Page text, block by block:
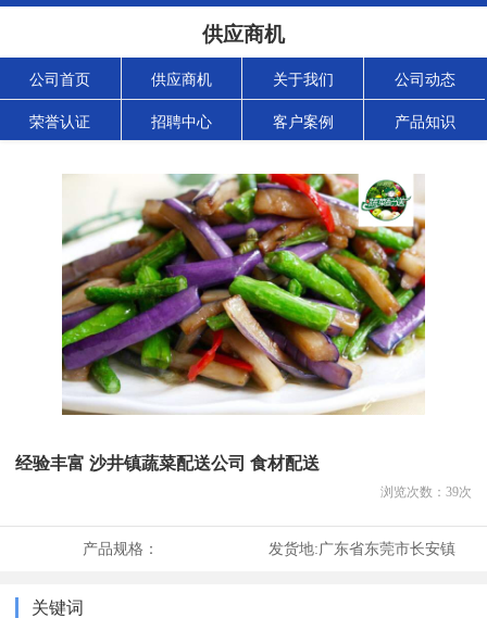
供应商机
公司首页 供应商机 关于我们 公司动态
荣誉认证 招聘中心 客户案例 产品知识
经验丰富 沙井镇蔬菜配送公司 食材配送
浏览次数： 39次
产品规格： 发货地:广东省东莞市长安镇
关键词